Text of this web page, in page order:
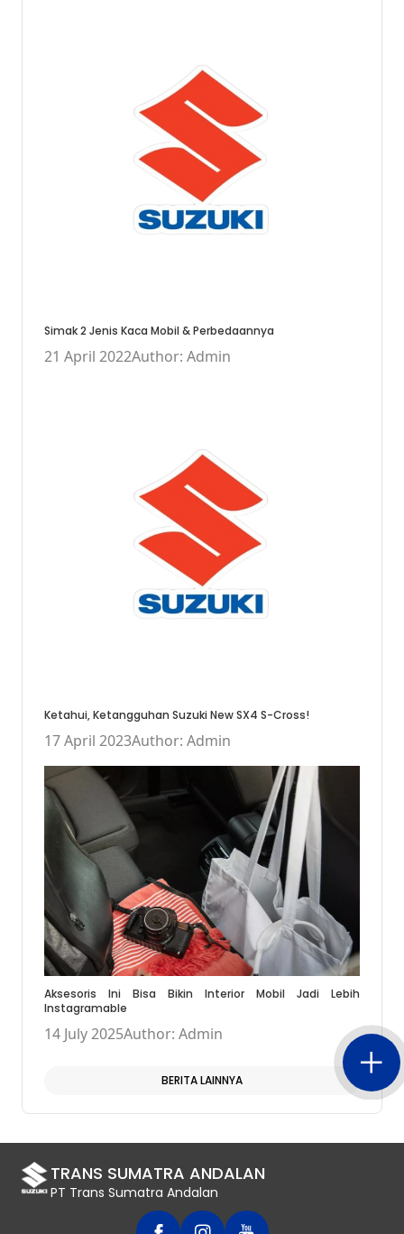
Simak 2 Jenis Kaca Mobil & Perbedaannya
21 April 2022Author: Admin
Ketahui, Ketangguhan Suzuki New SX4 S-Cross!
17 April 2023Author: Admin
Aksesoris Ini Bisa Bikin Interior Mobil Jadi Lebih
Instagramable
14 July 2025Author: Admin
BERITA LAINNYA
TRANS SUMATRA ANDALAN
PT Trans Sumatra Andalan